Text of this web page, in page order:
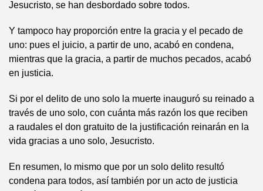
Jesucristo, se han desbordado sobre todos.
Y tampoco hay proporción entre la gracia y el pecado de
uno: pues el juicio, a partir de uno, acabó en condena,
mientras que la gracia, a partir de muchos pecados, acabó
en justicia.
Si por el delito de uno solo la muerte inauguró su reinado a
través de uno solo, con cuánta más razón los que reciben
a raudales el don gratuito de la justificación reinarán en la
vida gracias a uno solo, Jesucristo.
En resumen, lo mismo que por un solo delito resultó
condena para todos, así también por un acto de justicia